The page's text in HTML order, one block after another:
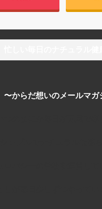
〜からだ想いのメールマガ